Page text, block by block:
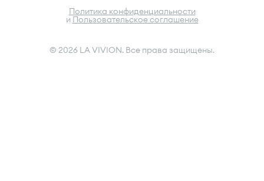
© 2026 LA VIVION. Все права защищены.
Политика конфиденциальности
и Пользовательское соглашение